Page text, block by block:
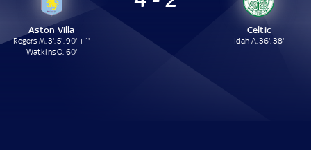
Aston Villa
Rogers M. 3', 5', 90' + 1'
Watkins O. 60'
Celtic
Idah A. 36', 38'